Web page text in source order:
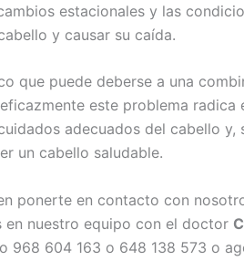
estacionales y las
y causar su caída.
que puede deberse a una
este problema
adecuados del cabello y,
un cabello saludable.
ponerte en contacto con
en nuestro equipo con el doctor
604 163 o 648 138 573 o